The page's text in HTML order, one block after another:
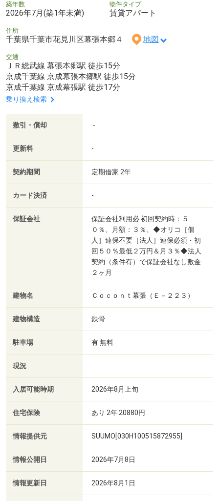
築年数
2026年7月(築1年未満)
物件タイプ
賃貸アパート
住所
千葉県千葉市花見川区幕張本郷４ 地図
交通
ＪＲ総武線 幕張本郷駅 徒歩15分
京成千葉線 京成幕張本郷駅 徒歩15分
京成千葉線 京成幕張駅 徒歩17分
乗り換え検索
敷引・償却 -
更新料 -
契約期間 定期借家 2年
カード決済 -
保証会社
保証会社利用必 初回契約時：５
０％、月額：３％、◆オリコ［個
人］連保不要［法人］連保必須・初
回５０％最低２万円＆月３％◆法人
契約（条件有）で保証会社なし敷金
２ヶ月
建物名 Ｃｏｃｏｎｔ幕張（Ｅ－２２３）
建物構造 鉄骨
駐車場 有 無料
現況
入居可能時期 2026年8月上旬
住宅保険 あり 2年 20880円
情報提供元 SUUMO[030H100515872955]
情報公開日 2026年7月8日
情報更新日 2026年8月1日